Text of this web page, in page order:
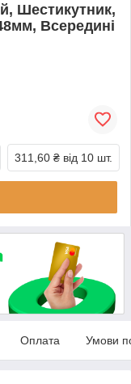
Шестикутник,
Всередині
311,60 ₴ від 10 шт.
Оплата Умови